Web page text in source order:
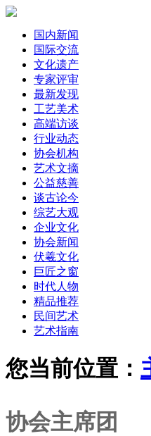
国内新闻
国际交流
文化遗产
专家评审
最新发现
工艺美术
高端访谈
行业动态
协会机构
艺术文摘
公益慈善
谈古论今
综艺大观
企业文化
协会新闻
伏羲文化
巨匠之窗
时代人物
精品推荐
民间艺术
艺术指南
您当前位置：
协会主席团